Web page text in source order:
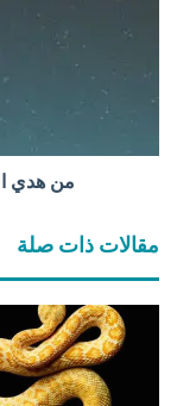
ع
ل
س
ي
س
ي
ع
ل
من هدي
مقالات ذات صلة